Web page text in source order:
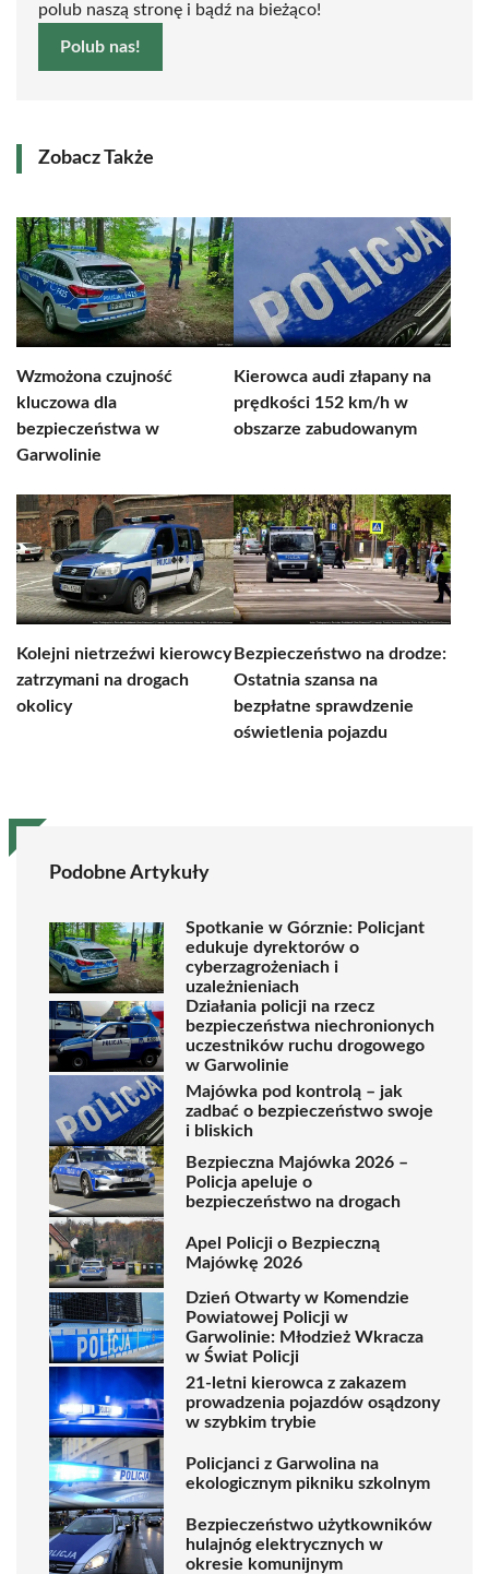
polub naszą stronę i bądź na bieżąco!
Polub nas!
Zobacz Także
Wzmożona czujność
kluczowa dla
bezpieczeństwa w
Garwolinie
Kierowca audi złapany na
prędkości 152 km/h w
obszarze zabudowanym
Kolejni nietrzeźwi kierowcy
zatrzymani na drogach
okolicy
Bezpieczeństwo na drodze:
Ostatnia szansa na
bezpłatne sprawdzenie
oświetlenia pojazdu
Podobne Artykuły
Spotkanie w Górznie: Policjant
edukuje dyrektorów o
cyberzagrożeniach i
uzależnieniach
Działania policji na rzecz
bezpieczeństwa niechronionych
uczestników ruchu drogowego
w Garwolinie
Majówka pod kontrolą – jak
zadbać o bezpieczeństwo swoje
i bliskich
Bezpieczna Majówka 2026 –
Policja apeluje o
bezpieczeństwo na drogach
Apel Policji o Bezpieczną
Majówkę 2026
Dzień Otwarty w Komendzie
Powiatowej Policji w
Garwolinie: Młodzież Wkracza
w Świat Policji
21-letni kierowca z zakazem
prowadzenia pojazdów osądzony
w szybkim trybie
Policjanci z Garwolina na
ekologicznym pikniku szkolnym
Bezpieczeństwo użytkowników
hulajnóg elektrycznych w
okresie komunijnym